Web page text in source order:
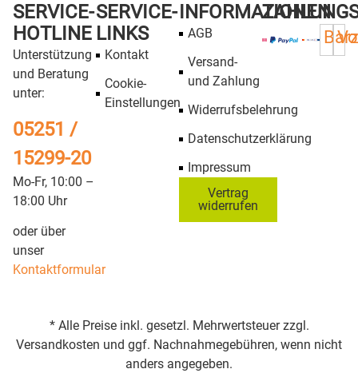
SERVICE-
HOTLINE
Unterstützung
und Beratung
unter:
05251 /
15299-20
Mo-Fr, 10:00 –
18:00 Uhr
oder über
unser
Kontaktformular
SERVICE-
LINKS
Kontakt
Cookie-
Einstellungen
INFORMATIONEN
AGB
Versand-
und Zahlung
Widerrufsbelehrung
Datenschutzerklärung
Impressum
Vertrag
widerrufen
* Alle Preise inkl. gesetzl. Mehrwertsteuer zzgl.
Versandkosten und ggf. Nachnahmegebühren, wenn nicht
anders angegeben.